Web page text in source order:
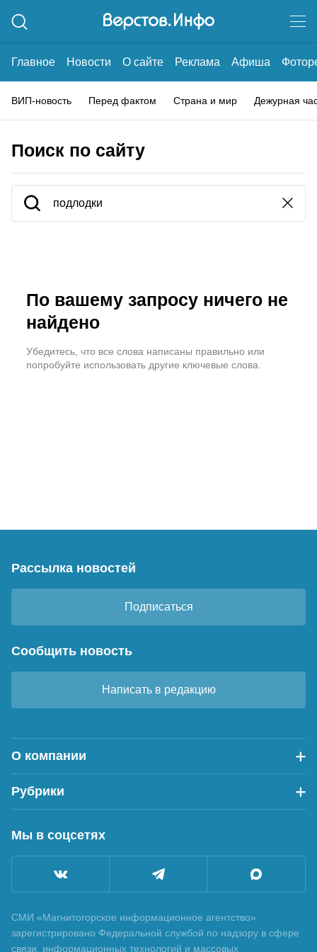
Главное Новости О сайте Реклама Афиша
ВИП-новость Перед фактом Страна и мир Дежурная
Поиск по сайту
По вашему запросу ничего не
найдено
Убедитесь, что все слова написаны правильно или
попробуйте использовать другие ключевые слова.
Рассылка новостей
Подписаться
Сообщить новость
Написать в редакцию
О компании
Рубрики
Мы в соцсетях
СМИ «Магнитогорское информационное агентство»
зарегистрировано Федеральной службой по надзору в сфере
связи, информационных технологий и массовых